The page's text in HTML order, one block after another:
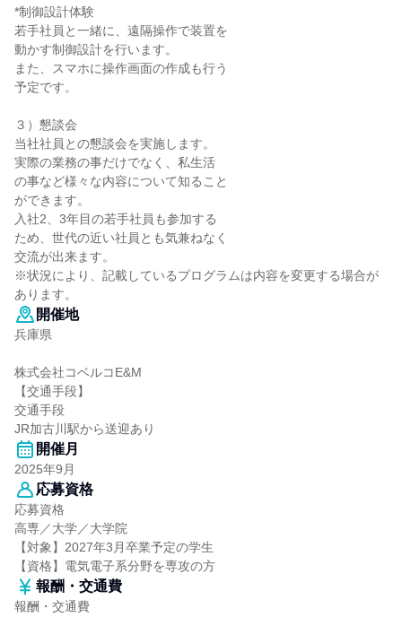
*制御設計体験
若手社員と一緒に、遠隔操作で装置を
動かす制御設計を行います。
また、スマホに操作画面の作成も行う
予定です。
３）懇談会
当社社員との懇談会を実施します。
実際の業務の事だけでなく、私生活
の事など様々な内容について知ること
ができます。
入社2、3年目の若手社員も参加する
ため、世代の近い社員とも気兼ねなく
交流が出来ます。
※状況により、記載しているプログラムは内容を変更する場合が
あります。
開催地
兵庫県
株式会社コベルコE&M
【交通手段】
交通手段
JR加古川駅から送迎あり
開催月
2025年9月
応募資格
応募資格
高専／大学／大学院
【対象】2027年3月卒業予定の学生
【資格】電気電子系分野を専攻の方
報酬・交通費
報酬・交通費